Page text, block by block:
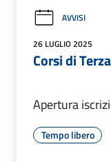
AVVISI
26 LUGLIO 2025
Corsi di
Apertura
Tempo libero